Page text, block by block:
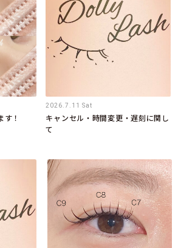
！
2026.7.11 Sat
キャンセル・時間変更・遅刻に関し
て